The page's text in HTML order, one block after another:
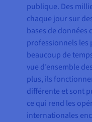
publique. Des
chaque jour sur
bases de données
professionnels les
beaucoup de
vue d’ensemble
plus, ils
différente et sont
ce qui rend les
internationales